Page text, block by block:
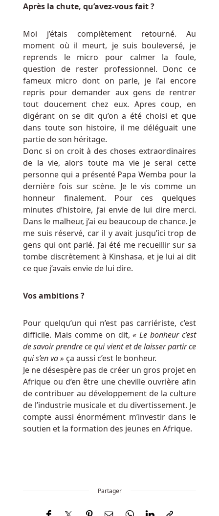
Après la chute, qu’avez-vous fait ?
Moi j’étais complètement retourné. Au
moment où il meurt, je suis bouleversé, je
reprends le micro pour calmer la foule,
question de rester professionnel. Donc ce
fameux micro dont on parle, je l’ai encore
repris pour demander aux gens de rentrer
tout doucement chez eux. Apres coup, en
digérant on se dit qu’on a été choisi et que
dans toute son histoire, il me déléguait une
partie de son héritage.
Donc si on croit à des choses extraordinaires
de la vie, alors toute ma vie je serai cette
personne qui a présenté Papa Wemba pour la
dernière fois sur scène. Je le vis comme un
honneur finalement. Pour ces quelques
minutes d’histoire, j’ai envie de lui dire merci.
Dans le malheur, j’ai eu beaucoup de chance. Je
me suis réservé, car il y avait jusqu’ici trop de
gens qui ont parlé. J’ai été me recueillir sur sa
tombe discrètement à Kinshasa, et je lui ai dit
ce que j’avais envie de lui dire.
Vos ambitions ?
Pour quelqu’un qui n’est pas carriériste, c’est
difficile. Mais comme on dit,« Le bonheur c’est
de savoir prendre ce qui vient et de laisser partir ce
qui s’en va » ça aussi c’est le bonheur.
Je ne désespère pas de créer un gros projet en
Afrique ou d’en être une cheville ouvrière afin
de contribuer au développement de la culture
de l’industrie musicale et du divertissement. Je
compte aussi énormément m’investir dans le
soutien et la formation des jeunes en Afrique.
Partager